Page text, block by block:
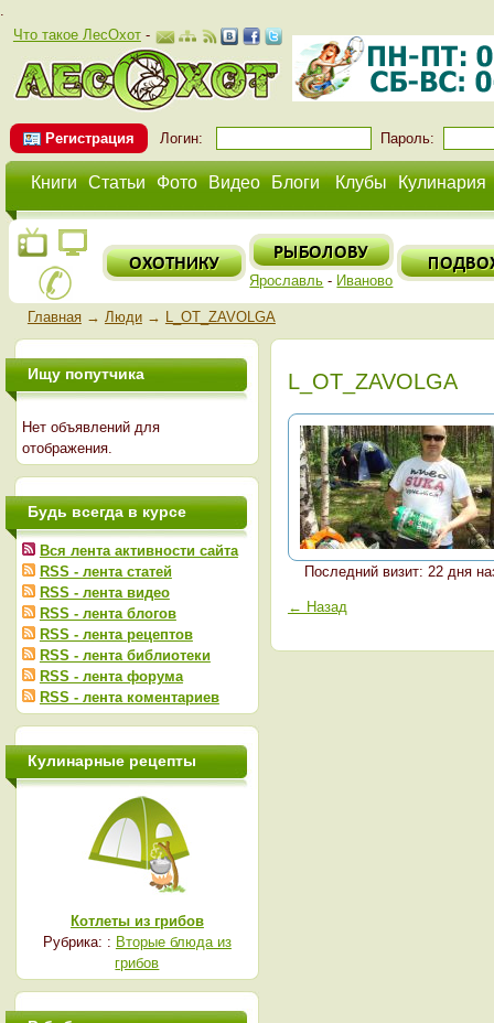
.
Что такое ЛесОхот-
Регистрация Логин: Пароль:
Книги Статьи Фото Видео Блоги Клубы Кулинария
Ярославль - Иваново
Главная→ Люди→ L_OT_ZAVOLGA
L_OT_ZAVOLGA
Последний визит: 22 дня
← Назад
Ищу попутчика
Нет объявлений для
отображения.
Будь всегда в курсе
Вся лента активности сайта
RSS - лента статей
RSS - лента видео
RSS - лента блогов
RSS - лента рецептов
RSS - лента библиотеки
RSS - лента форума
RSS - лента коментариев
Кулинарные рецепты
Котлеты из грибов
Рубрика: : Вторые блюда из
грибов